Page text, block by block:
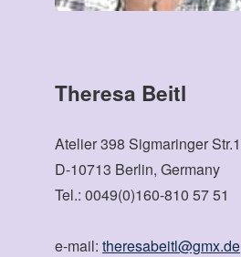
Theresa Beitl
Atelier 398 Sigmaringer Str.1
D-10713 Berlin, Germany
Tel.: 0049(0)160-810 57 51
e-mail: theresabeitl@gmx.de